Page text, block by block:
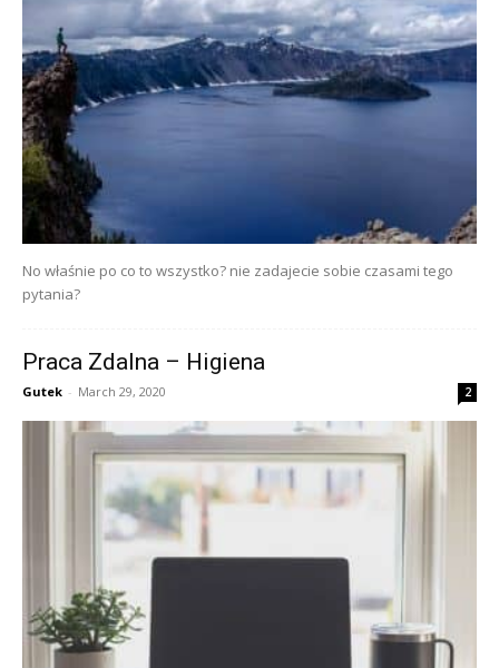
No właśnie po co to wszystko? nie zadajecie sobie czasami tego
pytania?
Praca Zdalna – Higiena
Gutek - March 29, 2020 2